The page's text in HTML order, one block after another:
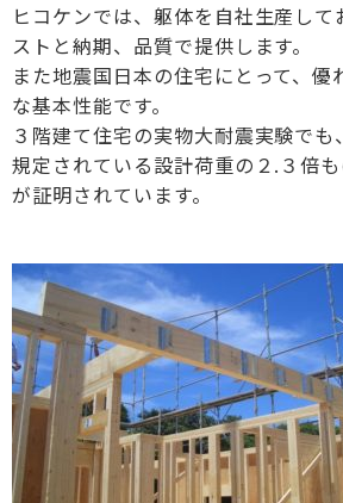
ヒコケンでは、躯体を自社生産して
ストと納期、品質で提供します。
また地震国日本の住宅にとって、優
な基本性能です。
３階建て住宅の実物大耐震実験で
規定されている設計荷重の２.３倍
が証明されています。